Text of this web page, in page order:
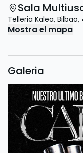
Sala
Telleria Kalea, Bilbao,
Mostra el mapa
Galeria